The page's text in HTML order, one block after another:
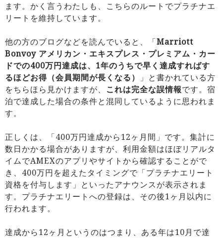
ます。かく言うわたしも、こちらのルートでプラチナエ
リートを維持しています。
他の方のブログなどを読んでいると、「Marriott
Bonvoy アメリカン・エキスプレス・プレミアム・カー
ドでの400万円達成は、1年のうちで早く達成すればす
るほどお得（会員期間が長くなる）
」と書かれている方
をちらほら見かけますが、 これは完全な誤情報です。宿
泊で達成した場合の条件と混同しているように思われま
す。
正しくは、「400万円達成から12ヶ月間」です。集計に
数日かかる場合がありますが、利用金額はほぼリアルタ
イムでAMEXのアプリやサイトから確認することがで
き、400万円を超えたタイミングで「プラチナエリート
資格を付与します」といったアナウンスが表示されま
す。プラチナエリートへの登録は、その後1ヶ月以内に
行われます。
達成から12ヶ月というのはつまり、ある年は10月で達